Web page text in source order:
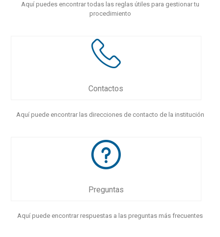
Aquí puedes encontrar todas las reglas útiles para gestionar tu
procedimiento
Contactos
Aquí puede encontrar las direcciones de contacto de la institución
Preguntas
Aquí puede encontrar respuestas a las preguntas más frecuentes